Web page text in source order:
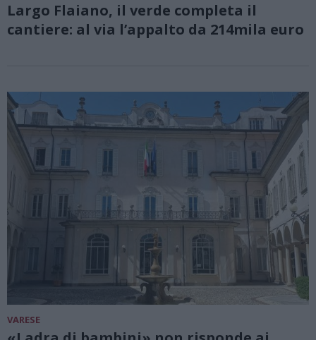
Largo Flaiano, il verde completa il
cantiere: al via l’appalto da 214mila euro
VARESE